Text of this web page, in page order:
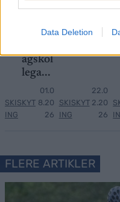
Data Deletion
med
agskol
lega...
SKISKYT
ING
01.0
8.20
26
Norge
gulltr
SKISKYT
ING
22.0
2.20
26
FLERE ARTIKLER